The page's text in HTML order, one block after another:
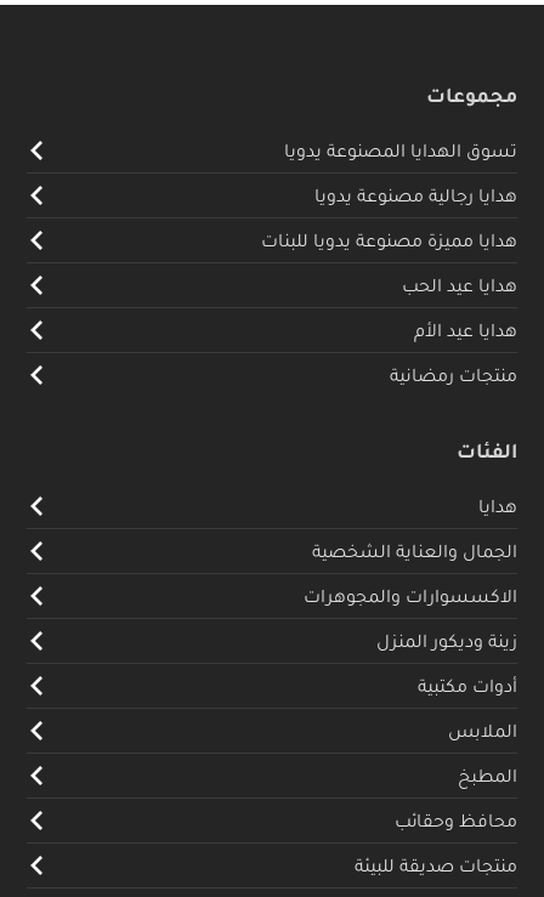
مجموعات
تسوق الهدايا المصنوعة يدويا
هدايا رجالية مصنوعة يدويا
هدايا مميزة مصنوعة يدويا للبنات
هدايا عيد الحب
هدايا عيد الأم
منتجات رمضانية
الفئات
هدايا
الجمال والعناية الشخصية
الاكسسوارات والمجوهرات
زينة وديكور المنزل
أدوات مكتبية
الملابس
المطبخ
محافظ وحقائب
منتجات صديقة للبيئة